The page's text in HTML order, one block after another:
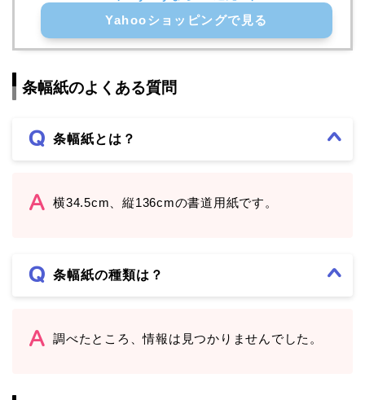
Yahooショッピングで見る
条幅紙のよくある質問
条幅紙とは？
横34.5cm、縦136cmの書道用紙です。
条幅紙の種類は？
調べたところ、情報は見つかりませんでした。